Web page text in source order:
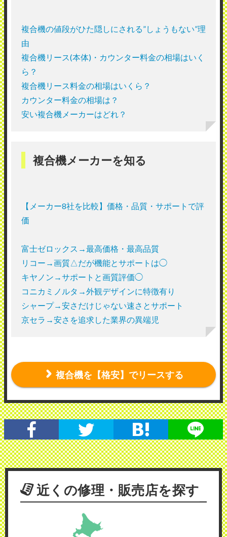
複合機の値段がひた隠しにされる”しょうもない”理
由
複合機リース(本体)・カウンター料金の相場はいく
ら？
複合機リース料金の相場はいくら？
カウンター料金の相場は？
安い複合機メーカーはどれ？
複合機メーカーを知る
【メーカー8社を比較】価格・品質・サポートで評
価
富士ゼロックス→最高価格・最高品質
リコー→画質△だが機能とサポートは◯
キヤノン→サポートと画質評価◯
コニカミノルタ→外観デザインに特徴有り
シャープ→安さだけじゃない速さとサポート
京セラ→安さを追求した業界の異端児
複合機を【格安】でリースする
近くの修理・販売店を探す